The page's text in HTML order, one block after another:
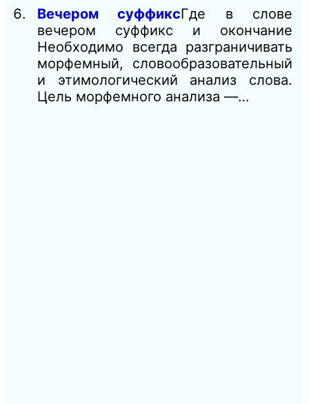
Вечером суффиксГде в слове
вечером суффикс и окончание
Необходимо всегда разграничивать
морфемный, словообразовательный
и этимологический анализ слова.
Цель морфемного анализа —…